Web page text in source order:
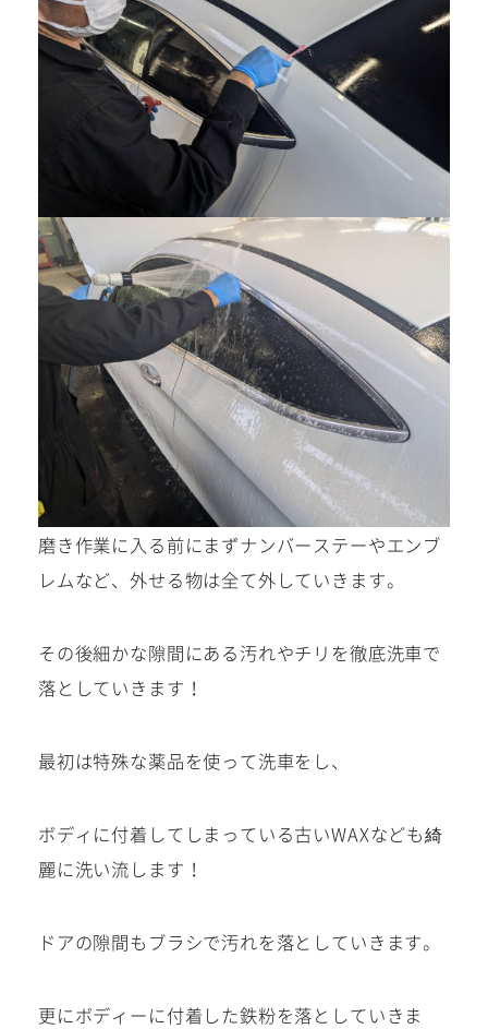
磨き作業に入る前にまずナンバーステーやエンブ
レムなど、外せる物は全て外していきます。
その後細かな隙間にある汚れやチリを徹底洗車で
落としていきます！
最初は特殊な薬品を使って洗車をし、
ボディに付着してしまっている古いWAXなども綺
麗に洗い流します！
ドアの隙間もブラシで汚れを落としていきます。
更にボディーに付着した鉄粉を落としていきま